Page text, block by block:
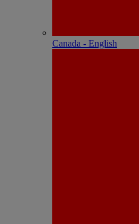
Canada - English